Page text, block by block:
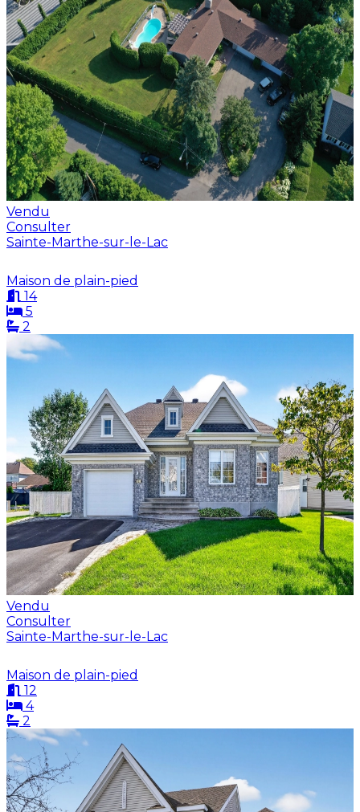
Vendu
Consulter
Sainte-Marthe-sur-le-Lac
Maison de plain-pied
14
5
2
Vendu
Consulter
Sainte-Marthe-sur-le-Lac
Maison de plain-pied
12
4
2